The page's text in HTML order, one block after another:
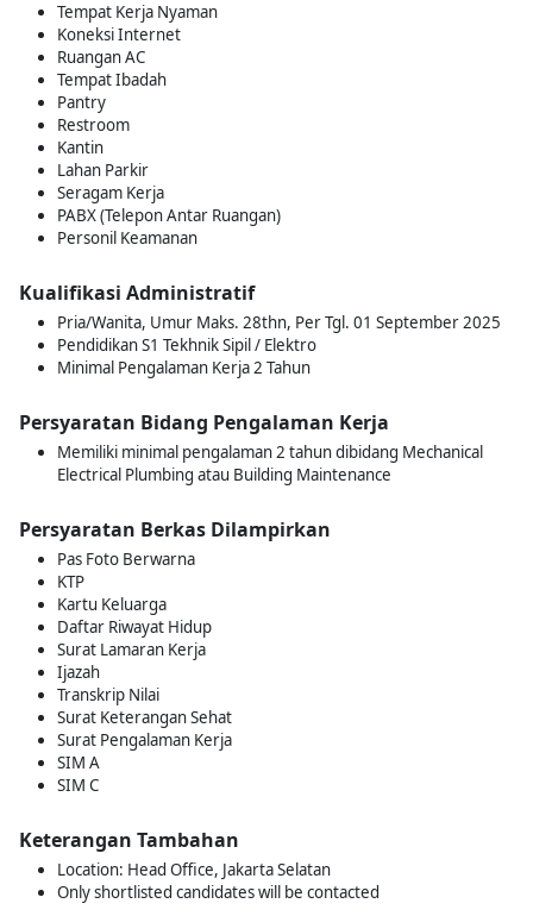
Tempat Kerja Nyaman
Koneksi Internet
Ruangan AC
Tempat Ibadah
Pantry
Restroom
Kantin
Lahan Parkir
Seragam Kerja
PABX (Telepon Antar Ruangan)
Personil Keamanan
Kualifikasi Administratif
Pria/Wanita, Umur Maks. 28thn, Per Tgl. 01 September 2025
Pendidikan S1 Tekhnik Sipil / Elektro
Minimal Pengalaman Kerja 2 Tahun
Persyaratan Bidang Pengalaman Kerja
Memiliki minimal pengalaman 2 tahun dibidang Mechanical
Electrical Plumbing atau Building Maintenance
Persyaratan Berkas Dilampirkan
Pas Foto Berwarna
KTP
Kartu Keluarga
Daftar Riwayat Hidup
Surat Lamaran Kerja
Ijazah
Transkrip Nilai
Surat Keterangan Sehat
Surat Pengalaman Kerja
SIM A
SIM C
Keterangan Tambahan
Location: Head Office, Jakarta Selatan
Only shortlisted candidates will be contacted